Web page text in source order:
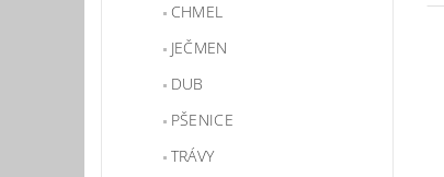
CHMEL
JEČMEN
DUB
PŠENICE
TRÁVY